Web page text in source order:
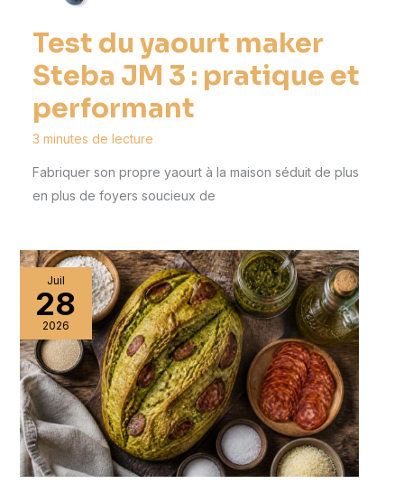
Test du yaourt maker
Steba JM 3 : pratique et
performant
3 minutes de lecture
Fabriquer son propre yaourt à la maison séduit de plus
en plus de foyers soucieux de
Juil
28
2026